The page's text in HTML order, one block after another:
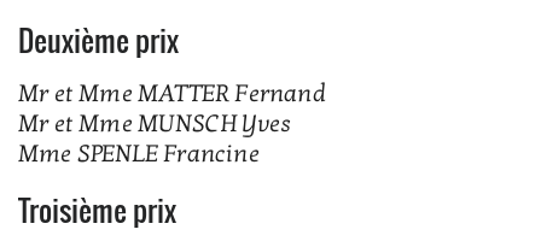
Deuxième prix
Mr et Mme MATTER Fernand
Mr et Mme MUNSCH Yves
Mme SPENLE Francine
Troisième prix